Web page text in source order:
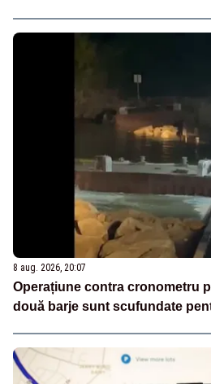
8 aug. 2026, 20:07
Operațiune contra cronometru
două barje sunt scufundate